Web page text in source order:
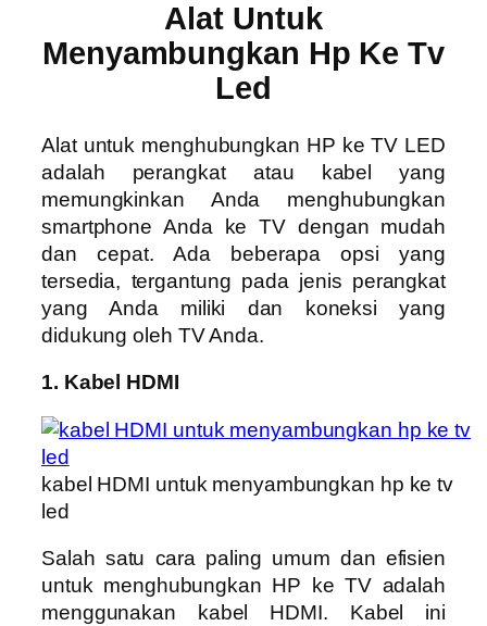
Alat Untuk
Menyambungkan Hp KeTv
Led
Alat untuk menghubungkan HP ke TV LED
adalah perangkat atau kabel yang
memungkinkan Anda menghubungkan
smartphone Anda ke TV dengan mudah
dan cepat. Ada beberapa opsi yang
tersedia, tergantung pada jenis perangkat
yang Anda miliki dan koneksi yang
didukung oleh TV Anda.
1. Kabel HDMI
kabel HDMI untuk menyambungkan hp ke tv
led
Salah satu cara paling umum dan efisien
untuk menghubungkan HP ke TV adalah
menggunakan kabel HDMI. Kabel ini